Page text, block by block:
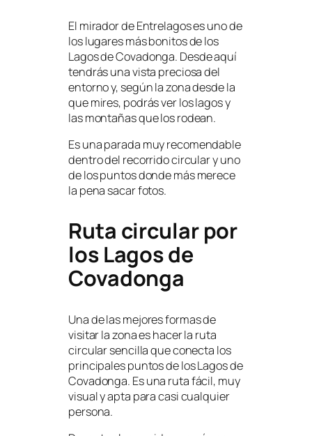
El mirador de Entrelagos es uno de
los lugares más bonitos de los
Lagos de Covadonga. Desde aquí
tendrás una vista preciosa del
entorno y, según la zona desde la
que mires, podrás ver los lagos y
las montañas que los rodean.
Es una parada muy recomendable
dentro del recorrido circular y uno
de los puntos donde más merece
la pena sacar fotos.
Ruta circular por
los Lagos de
Covadonga
Una de las mejores formas de
visitar la zona es hacer la ruta
circular sencilla que conecta los
principales puntos de los Lagos de
Covadonga. Es una ruta fácil, muy
visual y apta para casi cualquier
persona.